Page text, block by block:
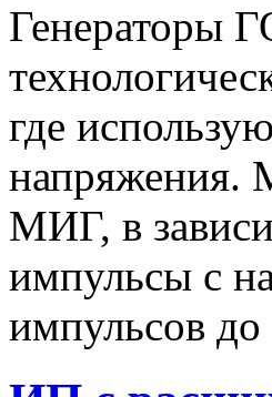
Генераторы
где
напряжения.
МИГ, в
импульсы c
импульсов